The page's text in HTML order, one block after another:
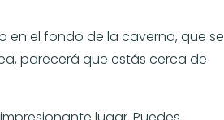
en el fondo de la caverna, que se
parecerá que estás cerca de